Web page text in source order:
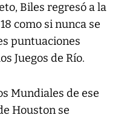
Biles regresó a la
como si nunca se
puntuaciones
Juegos de Río.
Mundiales de ese
Houston se